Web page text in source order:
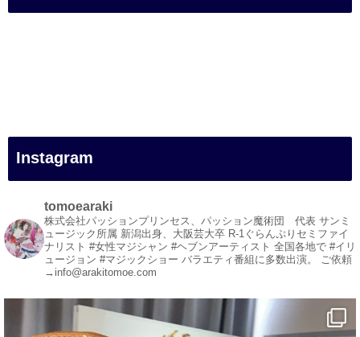
#白浜町
#変面ショー
#イベント
#宴会
#余興
1 5 X
マジシャン派遣 パッションプリンセス【公式】
Instagram
tomoearaki
株式会社パッションプリンセス、パッション魔術団 代表 サンミ
ュージック所属 新潟出身、大阪芸大卒 R-1ぐらんぷりセミファイ
ナリスト #女性マジシャン #ヘブンアーティスト 全国各地で #イリ
ュージョン #マジックショー バラエティ番組に多数出演。 ご依頼
→info@arakitomoe.com